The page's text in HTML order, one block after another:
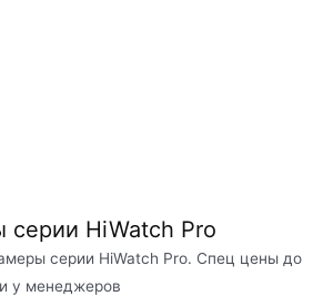
HiWatch Pro
серии HiWatch Pro. Спец цены до
у менеджеров